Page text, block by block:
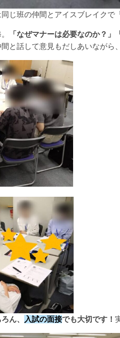
じ班の仲間とアイスブレイクで
「なぜマナーは必要なのか？
と話して意見もだしあいながら
ん、 入試の面接でも大切です！